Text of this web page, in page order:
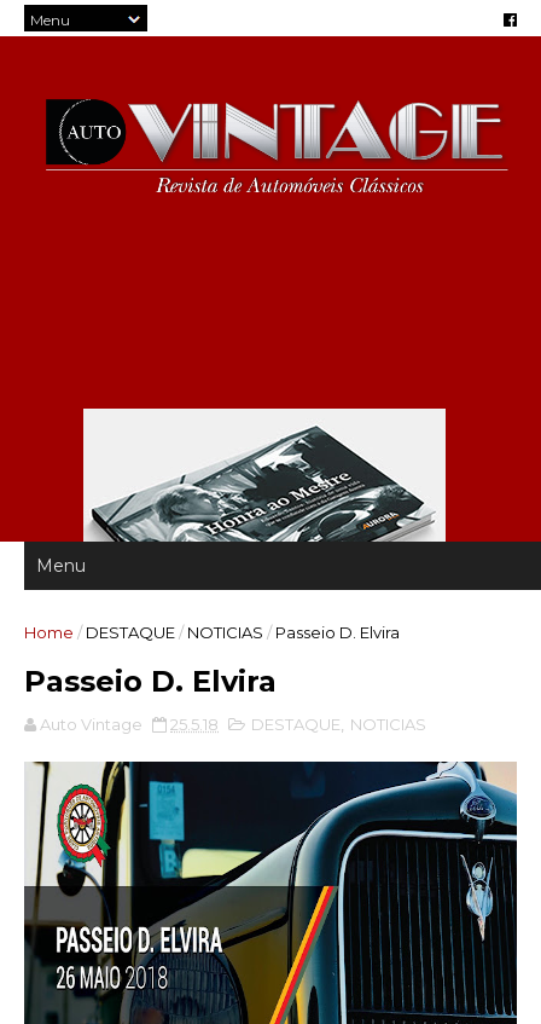
Home / DESTAQUE/ NOTICIAS / Passeio D. Elvira
Passeio D. Elvira
Auto Vintage 25.5.18 DESTAQUE NOTICIAS